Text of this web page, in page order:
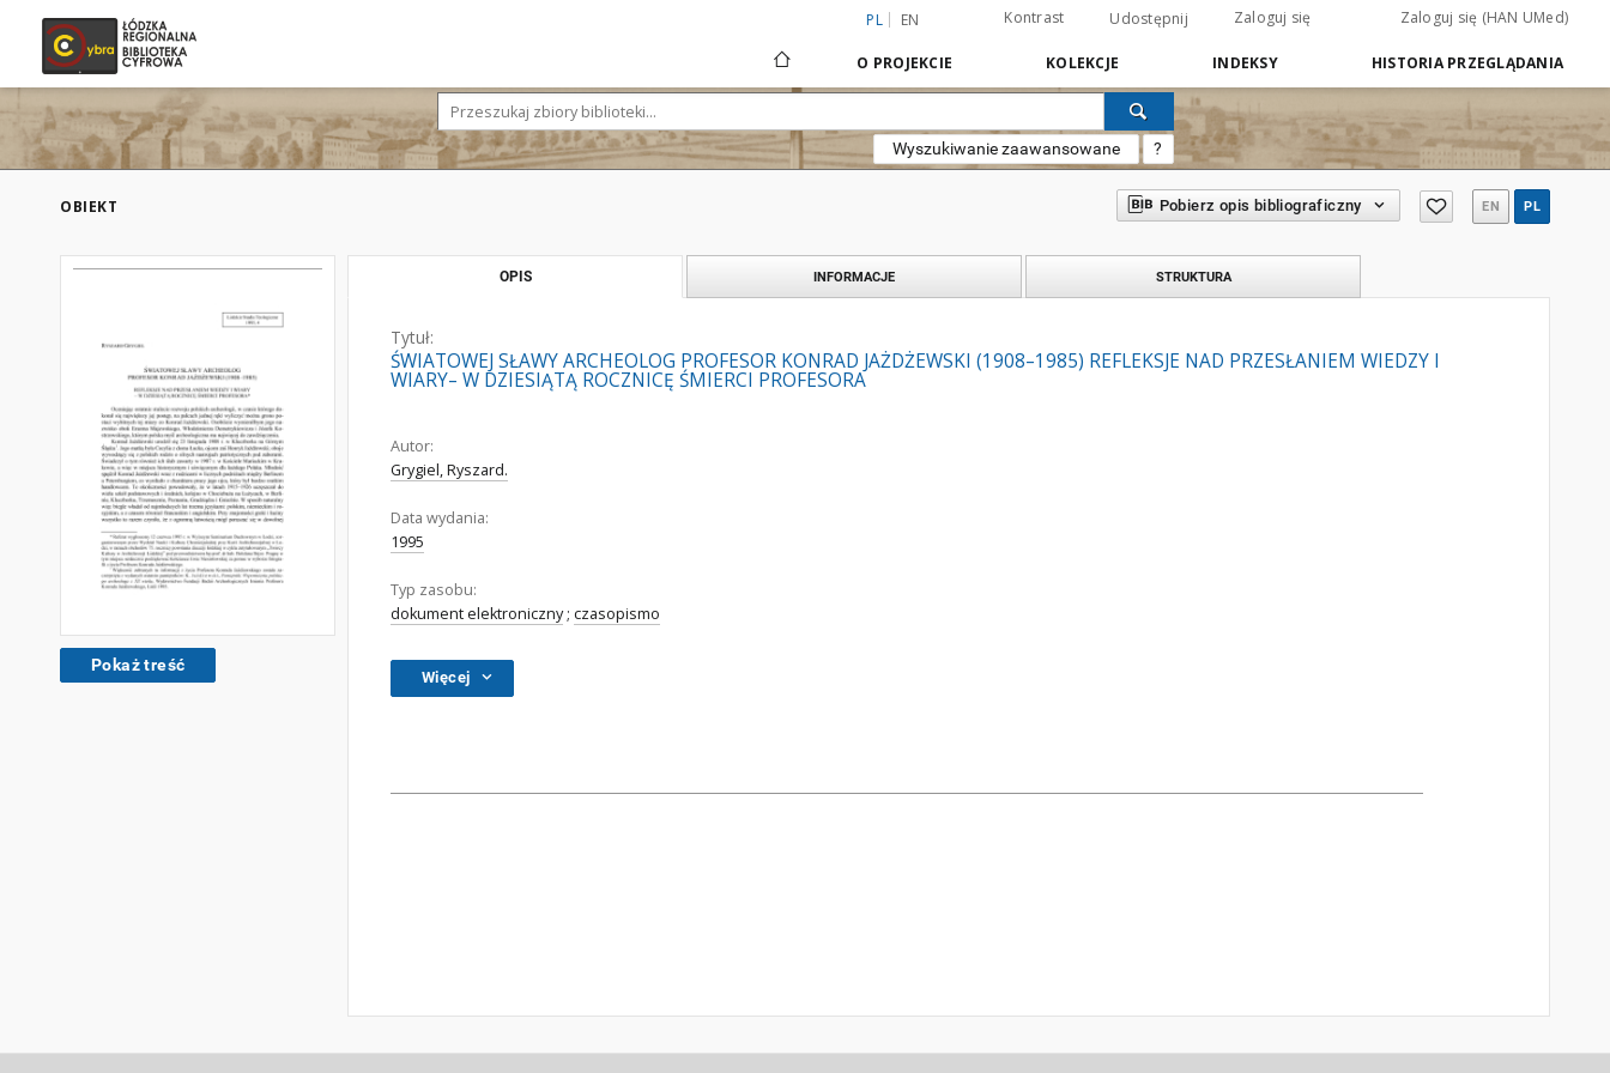
PL EN Kontrast Udostępnij Zaloguj się Zaloguj się (HAN UMed)
O PROJEKCIE KOLEKCJE INDEKSY HISTORIA PRZEGLĄDANIA
Wyszukiwanie zaawansowane ?
OBIEKT Pobierz opis bibliograficzny EN PL
Pokaż treść
OPIS INFORMACJE STRUKTURA
Tytuł:
ŚWIATOWEJ SŁAWY ARCHEOLOG PROFESOR KONRAD JAŻDŻEWSKI (1908–1985) REFLEKSJE NAD PRZESŁANIEM WIEDZY I
WIARY– W DZIESIĄTĄ ROCZNICĘ ŚMIERCI PROFESORA
Autor:
Grygiel, Ryszard.
Data wydania:
1995
Typ zasobu:
dokument elektroniczny; czasopismo
Więcej